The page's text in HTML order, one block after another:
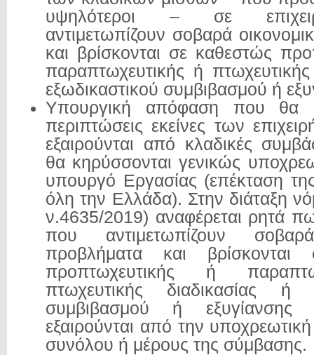
υψηλότεροι – σε
αντιμετωπίζουν σοβαρά
και βρίσκονται σε καθεστώς
παραπτωχευτικής ή πτωχευτικής
εξωδικαστικού συμβιβασμού ή
Υπουργική απόφαση που θα
περιπτώσεις εκείνες των
εξαιρούνται από κλαδικές
θα κηρύσσονται γενικώς
υπουργό Εργασίας (επέκταση
όλη την Ελλάδα). Στην διάταξη
ν.4635/2019) αναφέρεται ρητά
που αντιμετωπίζουν
προβλήματα και βρίσκονται
προπτωχευτικής ή
πτωχευτικής διαδικασίας ή
συμβιβασμού ή
εξαιρούνται από την
συνόλου ή μέρους της σύμβασης.